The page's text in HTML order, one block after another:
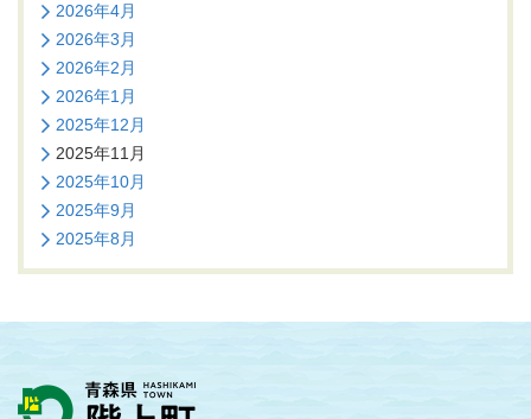
2026年4月
2026年3月
2026年2月
2026年1月
2025年12月
2025年11月
2025年10月
2025年9月
2025年8月